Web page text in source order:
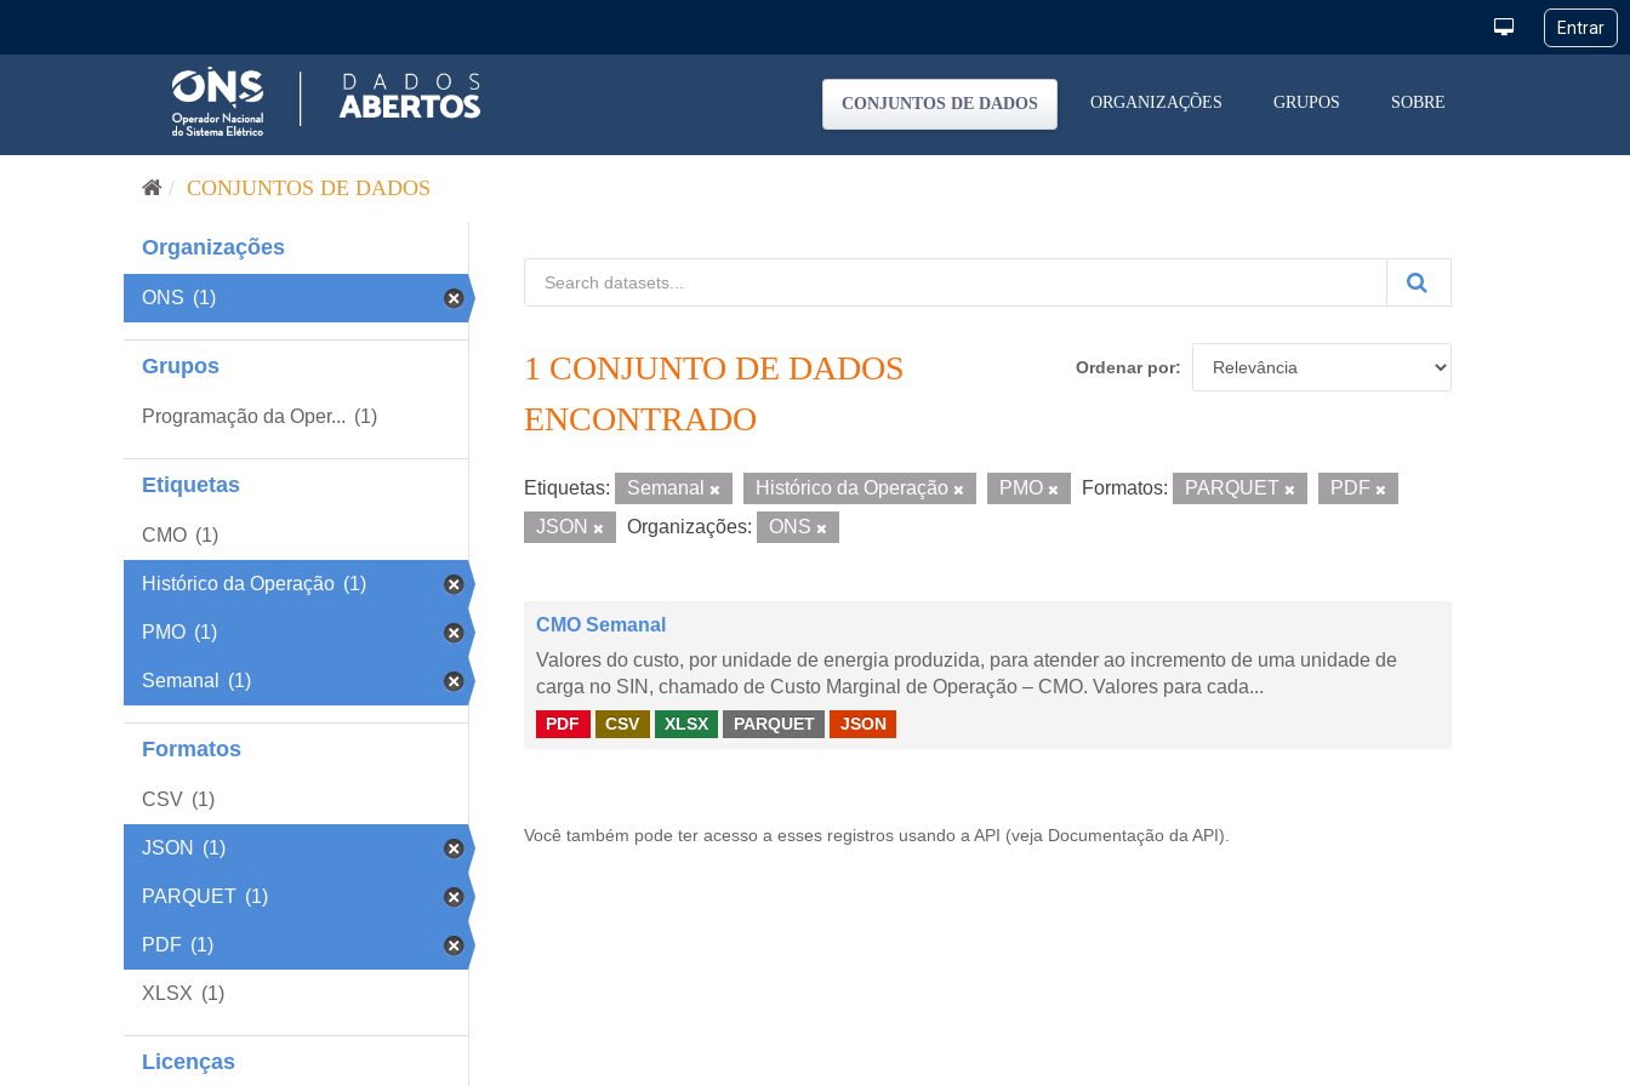
CONJUNTOS DE DADOS ORGANIZAÇÕES GRUPOS SOBRE
CONJUNTOS DE DADOS
Organizações
ONS (1)
Grupos
Programação da Oper... (1)
Etiquetas
CMO (1)
Histórico da Operação (1)
PMO (1)
Semanal (1)
Formatos
CSV (1)
JSON (1)
PARQUET (1)
PDF (1)
XLSX (1)
Licenças
Ordenar por
1 CONJUNTO DE DADOS
ENCONTRADO
Etiquetas: Semanal Histórico da Operação PMO Formatos: PARQUET
PDF
JSON
Organizações: ONS
CMO Semanal
Valores do custo, por unidade de energia produzida, para atender ao incremento de uma unidade de
carga no SIN, chamado de Custo Marginal de Operação – CMO. Valores para cada...
PDF CSV XLSX PARQUET JSON
Você também pode ter acesso a esses registros usando a API (veja Documentação da API ).